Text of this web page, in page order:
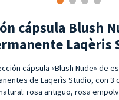
cápsula Blush
Laqèris
cápsula «Blush Nude» de
de Laqerìs Studio, con 3
rosa antiguo, rosa